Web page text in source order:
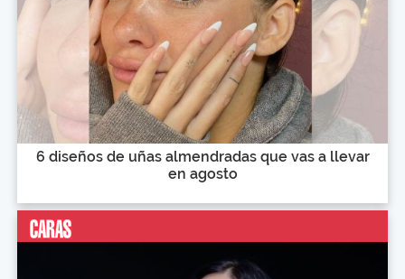
6 diseños de uñas almendradas que vas a llevar
en agosto